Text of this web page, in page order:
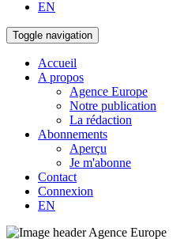
EN
Toggle navigation
Accueil
A propos
Agence Europe
Notre publication
La rédaction
Abonnements
Aperçu
Je m'abonne
Contact
Connexion
EN